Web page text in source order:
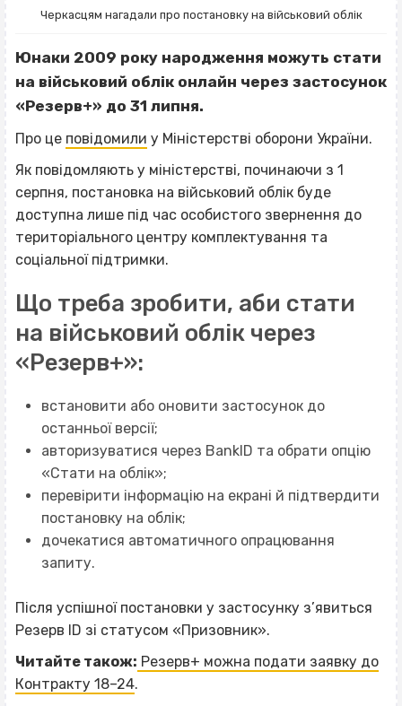
Черкасцям нагадали про постановку на військовий облік
Юнаки 2009 року народження можуть стати
на військовий облік онлайн через застосунок
«Резерв+» до 31 липня.
Про це повідомили у Міністерстві оборони України.
Як повідомляють у міністерстві, починаючи з 1
серпня, постановка на військовий облік буде
доступна лише під час особистого звернення до
територіального центру комплектування та
соціальної підтримки.
Що треба зробити, аби стати
на військовий облік через
«Резерв+»:
встановити або оновити застосунок до
останньої версії;
авторизуватися через BankID та обрати опцію
«Стати на облік»;
перевірити інформацію на екрані й підтвердити
постановку на облік;
дочекатися автоматичного опрацювання
запиту.
Після успішної постановки у застосунку з’явиться
Резерв ID зі статусом «Призовник».
Читайте також: Резерв+ можна подати заявку до
Контракту 18–24.